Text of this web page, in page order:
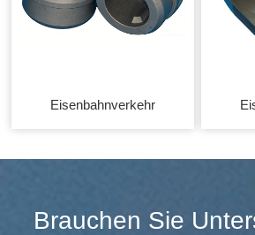
Eisenbahnverkehr
Brauchen Sie